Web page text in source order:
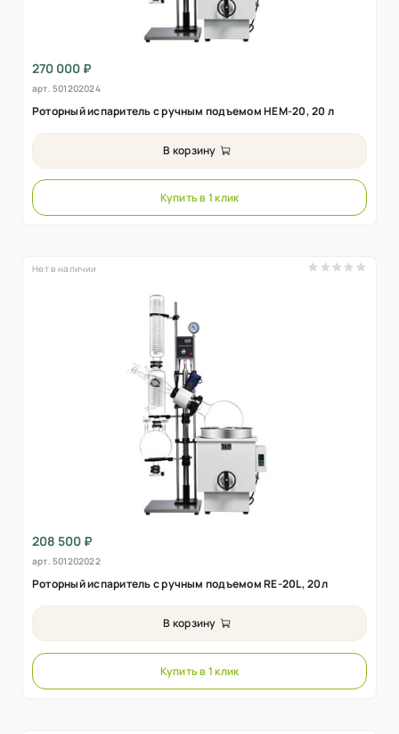
270 000 ₽
арт. 501202024
Роторный испаритель с ручным подъемом HEM-20, 20 л
В корзину
Купить в 1 клик
Нет в наличии
208 500 ₽
арт. 501202022
Роторный испаритель с ручным подъемом RE-20L, 20л
В корзину
Купить в 1 клик